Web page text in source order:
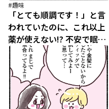
#趣味
「とても順調です！」と言
われていたのに、これ以上
薬が使えない!? 不安で眠れ
ない夜